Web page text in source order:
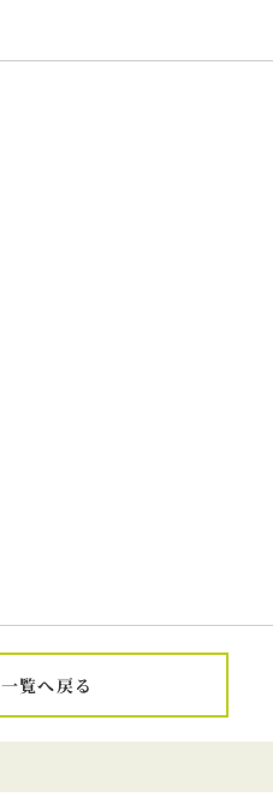
一覧へ戻る